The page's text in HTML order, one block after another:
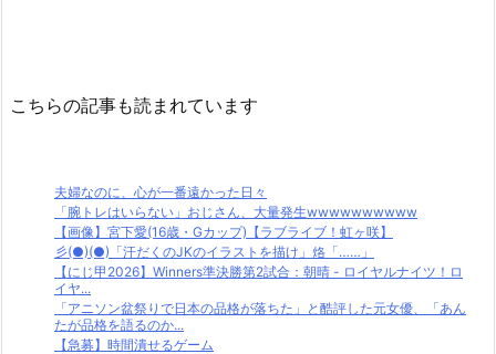
こちらの記事も読まれています
夫婦なのに、心が一番遠かった日々
「腕トレはいらない」おじさん、大量発生wwwwwwwwww
【画像】宮下愛(16歳・Gカップ)【ラブライブ！虹ヶ咲】
彡(●)(●)「汗だくのJKのイラストを描け」烙「……」
【にじ甲2026】Winners準決勝第2試合：朝晴 - ロイヤルナイツ！ロ
イヤ...
「アニソン盆祭りで日本の品格が落ちた」と酷評した元女優、「あん
たが品格を語るのか...
【急募】時間潰せるゲーム